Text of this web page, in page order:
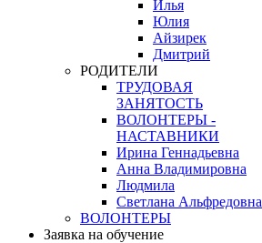
Илья
Юлия
Айзирек
Дмитрий
РОДИТЕЛИ
ТРУДОВАЯ
ЗАНЯТОСТЬ
ВОЛОНТЕРЫ -
НАСТАВНИКИ
Ирина Геннадьевна
Анна Владимировна
Людмила
Светлана Альфредовна
ВОЛОНТЕРЫ
Заявка на обучение